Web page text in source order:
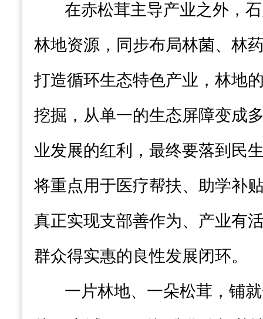
在赤松茸主导产业之外，
林地资源，同步布局林菌、林
打造循环生态特色产业，林地
挖掘，从单一的生态屏障变成
业发展的红利，最终要落到民
将重点用于医疗帮扶、助学补
真正实现支部善作为、产业有
群众得实惠的良性发展闭环。
一片林地、一朵松茸，铺